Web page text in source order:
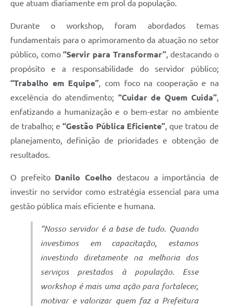
que atuam diariamente em prol da população.
Durante o workshop, foram abordados temas
fundamentais para o aprimoramento da atuação no setor
público, como“Servir para Transformar”, destacando o
propósito e a responsabilidade do servidor público;
“Trabalho em Equipe”, com foco na cooperação e na
excelência do atendimento; “Cuidar de Quem Cuida”,
enfatizando a humanização e o bem-estar no ambiente
de trabalho; e“Gestão Pública Eficiente”, que tratou de
planejamento, definição de prioridades e obtenção de
resultados.
O prefeito Danilo Coelho destacou a importância de
investir no servidor como estratégia essencial para uma
gestão pública mais eficiente e humana.
“Nosso servidor é a base de tudo. Quando
investimos em capacitação, estamos
investindo diretamente na melhoria dos
serviços prestados à população. Esse
workshop é mais uma ação para fortalecer,
motivar e valorizar quem faz a Prefeitura